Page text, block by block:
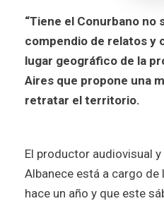
“Tiene el Conurbano no
compendio de relatos y
lugar geográfico de la
Aires que propone una
retratar el territorio.
El productor audiovisual
Albanece está a cargo de
hace un año y que este